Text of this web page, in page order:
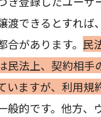
渡できるとすれば
があります。 民
民法上、契約相手
いますが、利用規
般的です。他方、